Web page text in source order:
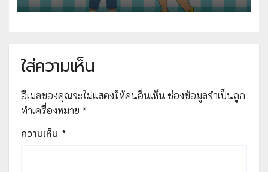
Krunatcha
ใส่ความเห็น
อีเมลของคุณจะไม่แสดงให้คนอื่นเห็น ช่องข้อมูลจำเป็นถูก
ทำเครื่องหมาย *
ความเห็น *